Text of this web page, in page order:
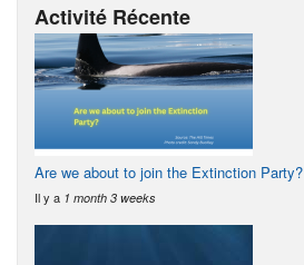
Activité Récente
Are we about to join the Extinction Party?
Il y a 1 month 3 weeks